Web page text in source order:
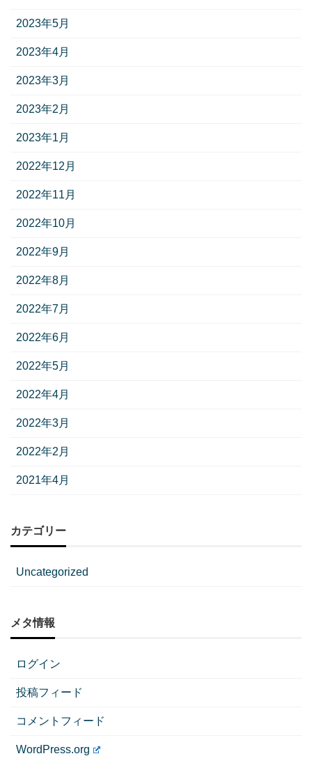
2023年5月
2023年4月
2023年3月
2023年2月
2023年1月
2022年12月
2022年11月
2022年10月
2022年9月
2022年8月
2022年7月
2022年6月
2022年5月
2022年4月
2022年3月
2022年2月
2021年4月
カテゴリー
Uncategorized
メタ情報
ログイン
投稿フィード
コメントフィード
WordPress.org